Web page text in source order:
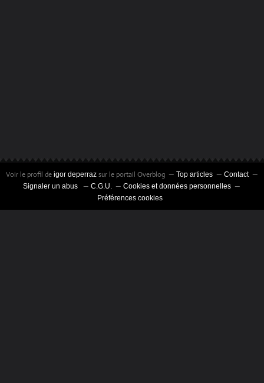
Voir le profil de igor deperraz sur le portail Overblog Top articles
Contact
Signaler un abus
C.G.U.
Cookies et données personnelles
Préférences cookies